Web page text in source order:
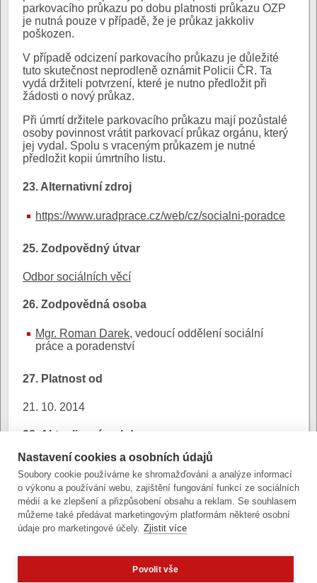
parkovacího průkazu po dobu platnosti průkazu OZP
je nutná pouze v případě, že je průkaz jakkoliv
poškozen.
V případě odcizení parkovacího průkazu je důležité
tuto skutečnost neprodleně oznámit Policii ČR. Ta
vydá držiteli potvrzení, které je nutno předložit při
žádosti o nový průkaz.
Při úmrtí držitele parkovacího průkazu mají pozůstalé
osoby povinnost vrátit parkovací průkaz orgánu, který
jej vydal. Spolu s vraceným průkazem je nutné
předložit kopii úmrtního listu.
23. Alternativní zdroj
https://www.uradprace.cz/web/cz/socialni-poradce
25. Zodpovědný útvar
Odbor sociálních věcí
26. Zodpovědná osoba
Mgr. Roman Darek, vedoucí oddělení sociální
práce a poradenství
27. Platnost od
21. 10. 2014
28. Aktualizováno kdy
27. 8. 2024
29. Platnost do
21. 10. 2014
Nastavení cookies a osobních údajů
Soubory cookie používáme ke shromažďování a analýze informací
o výkonu a používání webu, zajištění fungování funkcí ze sociálních
médií a ke zlepšení a přizpůsobení obsahu a reklam. Se souhlasem
můžeme také předávat marketingovým platformám některé osobní
údaje pro marketingové účely. Zjistit více
Povolit vše